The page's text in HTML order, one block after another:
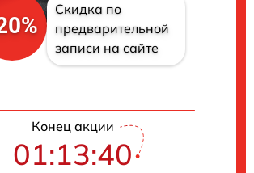
Скидка по
предварительной
записи на сайте
Конец акции
01:13:39